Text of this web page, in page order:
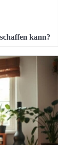
kann?